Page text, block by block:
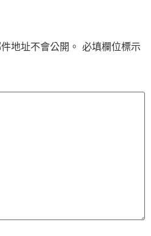
地址不會公開。 必填欄位標示